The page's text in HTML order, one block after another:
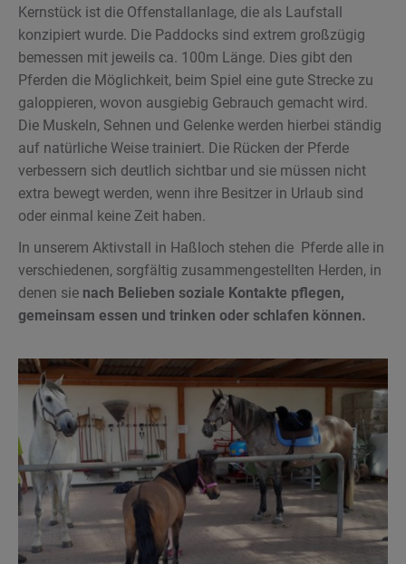
Kernstück ist die Offenstallanlage, die als Laufstall
konzipiert wurde. Die Paddocks sind extrem großzügig
bemessen mit jeweils ca. 100m Länge. Dies gibt den
Pferden die Möglichkeit, beim Spiel eine gute Strecke zu
galoppieren, wovon ausgiebig Gebrauch gemacht wird.
Die Muskeln, Sehnen und Gelenke werden hierbei ständig
auf natürliche Weise trainiert. Die Rücken der Pferde
verbessern sich deutlich sichtbar und sie müssen nicht
extra bewegt werden, wenn ihre Besitzer in Urlaub sind
oder einmal keine Zeit haben.
In unserem Aktivstall in Haßloch stehen die Pferde alle in
verschiedenen, sorgfältig zusammengestellten Herden, in
denen sie nach Belieben soziale Kontakte pflegen,
gemeinsam essen und trinken oder schlafen können.